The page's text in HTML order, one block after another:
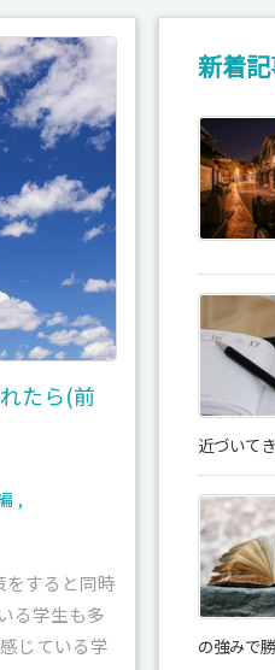
たら(前
,
すると同時
る学生も多
じている学
新着
近づいて
の強みで